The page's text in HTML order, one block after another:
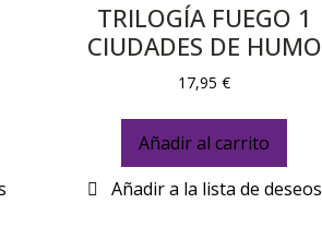
TRILOGÍA FUEGO 1
CIUDADES DE HUMO
17,95€
Añadir al carrito